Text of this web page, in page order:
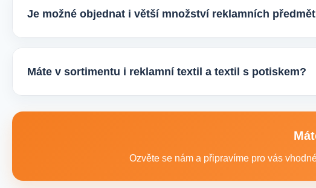
Je možné objednat i větší množství reklamních
Máte v sortimentu i reklamní textil a textil s potiskem?
Ozvěte se nám a připravíme pro vás